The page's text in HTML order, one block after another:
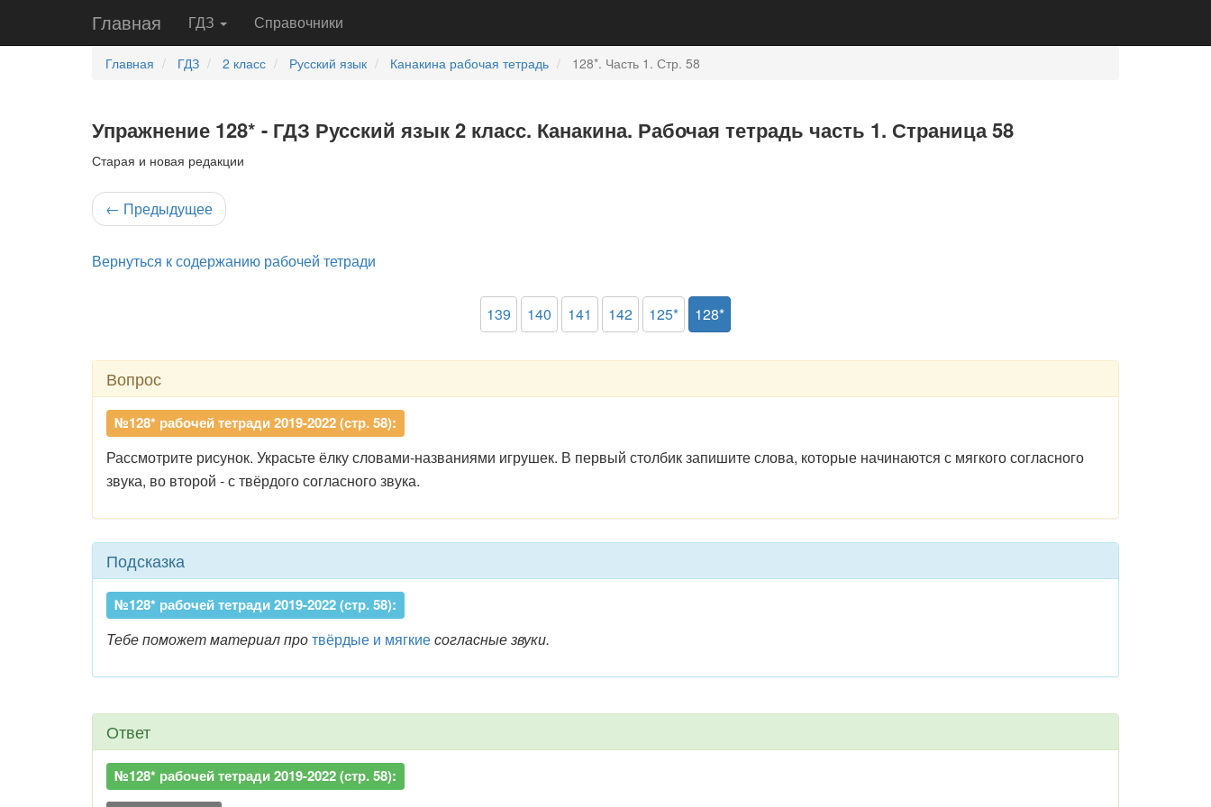
Главная ГДЗ Справочники
Главная ГДЗ 2 класс Русский язык Канакина рабочая тетрадь 128*. Часть 1. Стр. 58
Упражнение 128* - ГДЗ Русский язык 2 класс. Канакина. Рабочая тетрадь часть 1. Страница 58
Старая и новая редакции
← Предыдущее
Вернуться к содержанию рабочей тетради
139 140 141 142 125* 128*
Вопрос
№128* рабочей тетради 2019-2022 (стр. 58):
Рассмотрите рисунок. Украсьте ёлку словами-названиями игрушек. В первый столбик запишите слова, которые начинаются с мягкого согласного
звука, во второй - с твёрдого согласного звука.
Подсказка
№128* рабочей тетради 2019-2022 (стр. 58):
Тебе поможет материал протвёрдые и мягкиесогласные звуки.
Ответ
№128* рабочей тетради 2019-2022 (стр. 58):